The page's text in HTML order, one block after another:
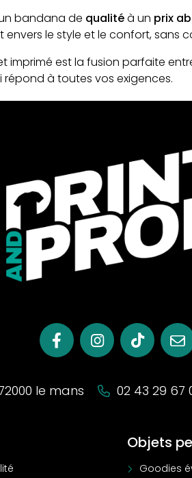
bandana de qualitéà un prix
le style et le confort, sans
imprimé est la fusion parfaite
à toutes vos exigences.
le mans 02 43 29 67
Objets
Goodies